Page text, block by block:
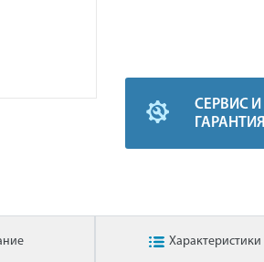
СЕРВИС И
ГАРАНТИЯ
Характеристики